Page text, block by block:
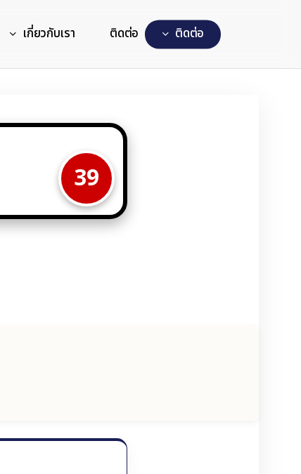
เกี่ยวกับเรา ติดต่อ ตดตอ
39